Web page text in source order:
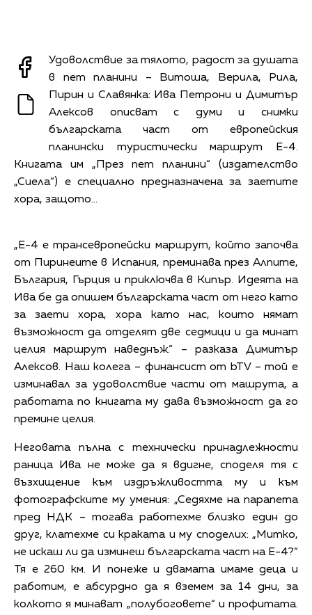
Удоволствие за тялото, радост за душата
в пет планини – Витоша, Верила, Рила,
Пирин и Славянка: Ива Петрони и Димитър
Алексов описват с думи и снимки
българската част от европейския
планински туристически маршрут Е-4.
Книгата им „През пет планини“ (издателство
„Сиела“) е специално предназначена за заетите
хора, защото…
„Е-4 е трансевропейски маршрут, който започва
от Пиринеите в Испания, преминава през Алпите,
България, Гърция и приключва в Кипър. Идеята на
Ива бе да опишем българската част от него като
за заети хора, хора като нас, които нямат
възможност да отделят две седмици и да минат
целия маршрут наведнъж.“ – разказа Димитър
Алексов. Наш колега – финансист от bTV – той е
изминавал за удоволствие части от машрута, а
работата по книгата му дава възможност да го
премине целия.
Неговата пълна с технически принадлежности
раница Ива не може да я вдигне, споделя тя с
възхищение към издръжливостта му и към
фотографските му умения: „Седяхме на парапета
пред НДК – тогава работехме близко един до
друг, клатехме си краката и му споделих: „Митко,
не искаш ли да изминеш българската част на Е-4?“
Тя е 260 км. И понеже и двамата имаме деца и
работим, е абсурдно да я вземем за 14 дни, за
колкото я минават „полубоговете“ и профитата.